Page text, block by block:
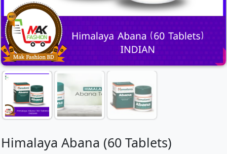
Himalaya Abana (60 Tablets)